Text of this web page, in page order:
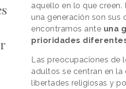
aquello en lo que creen.
una generación son sus
encontramos ante una
prioridades
Las preocupaciones de
adultos se centran en la
libertades religiosas y